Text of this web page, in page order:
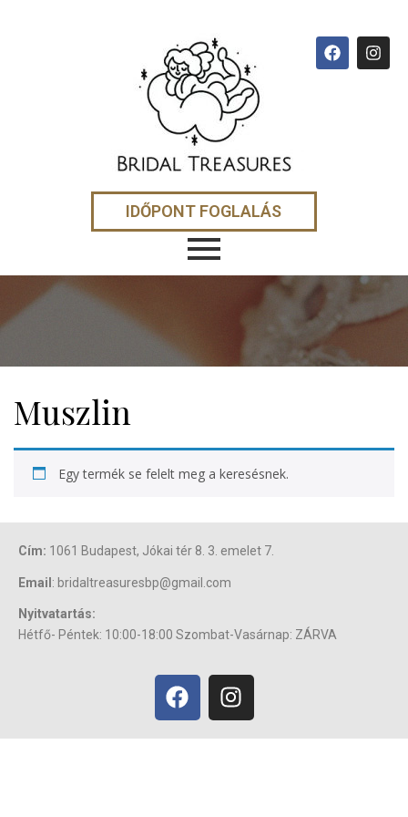
IDŐPONT FOGLALÁS
Muszlin
Egy termék se felelt meg a keresésnek.
Cím: 1061 Budapest, Jókai tér 8. 3. emelet 7.
Email: bridaltreasuresbp@gmail.com
Nyitvatartás:
Hétfő- Péntek: 10:00-18:00 Szombat-Vasárnap: ZÁRVA